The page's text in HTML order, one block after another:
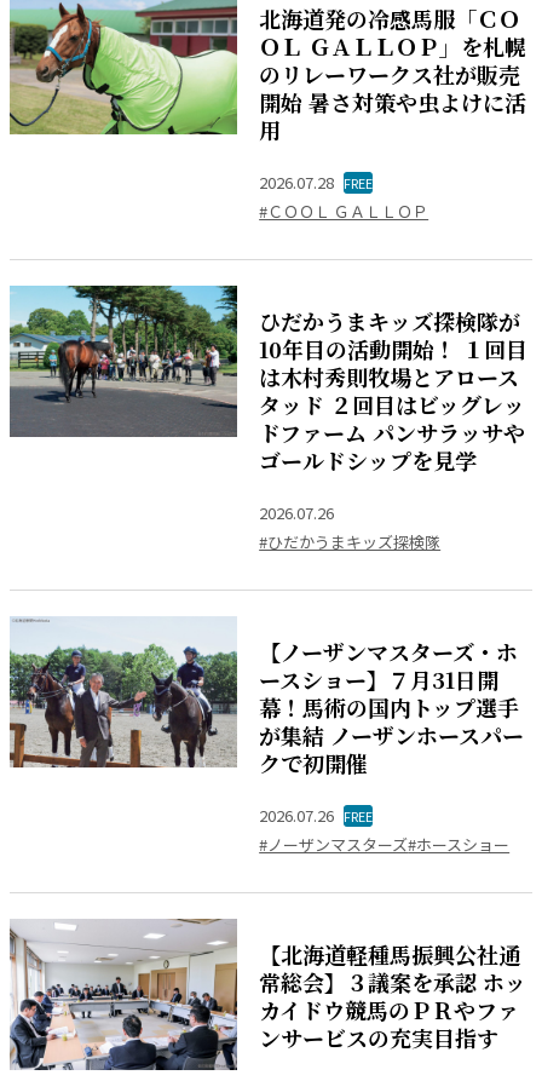
北海道発の冷感馬服「ＣＯ
ＯＬ ＧＡＬＬＯＰ」を札幌
のリレーワークス社が販売
開始 暑さ対策や虫よけに活
用
2026.07.28 FREE
#ＣＯＯＬ ＧＡＬＬＯＰ
ひだかうまキッズ探検隊が
10年目の活動開始！ １回目
は木村秀則牧場とアロース
タッド ２回目はビッグレッ
ドファーム パンサラッサや
ゴールドシップを見学
2026.07.26
#ひだかうまキッズ探検隊
【ノーザンマスターズ・ホ
ースショー】７月31日開
幕！馬術の国内トップ選手
が集結 ノーザンホースパー
クで初開催
2026.07.26 FREE
#ノーザンマスターズ#ホースショー
【北海道軽種馬振興公社通
常総会】３議案を承認 ホッ
カイドウ競馬のＰＲやファ
ンサービスの充実目指す